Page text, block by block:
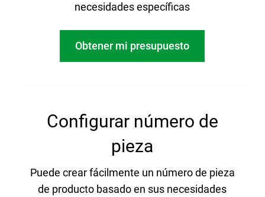
necesidades específicas
Obtener mi presupuesto
Configurar número de
pieza
Puede crear fácilmente un número de pieza
de producto basado en sus necesidades